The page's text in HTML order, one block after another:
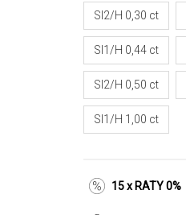
SI2/H 0,30 ct
SI1/H 0,44 ct
SI2/H 0,50 ct
SI1/H 1,00 ct
15 x RATY 0%